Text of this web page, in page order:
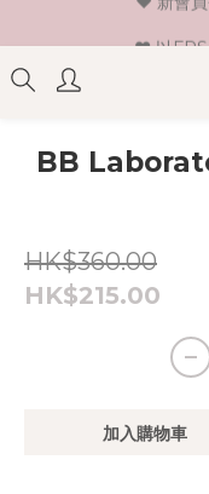
♥ 以
♥ 單一消費
BB
HK$360.00
HK$215.00
加入購物車